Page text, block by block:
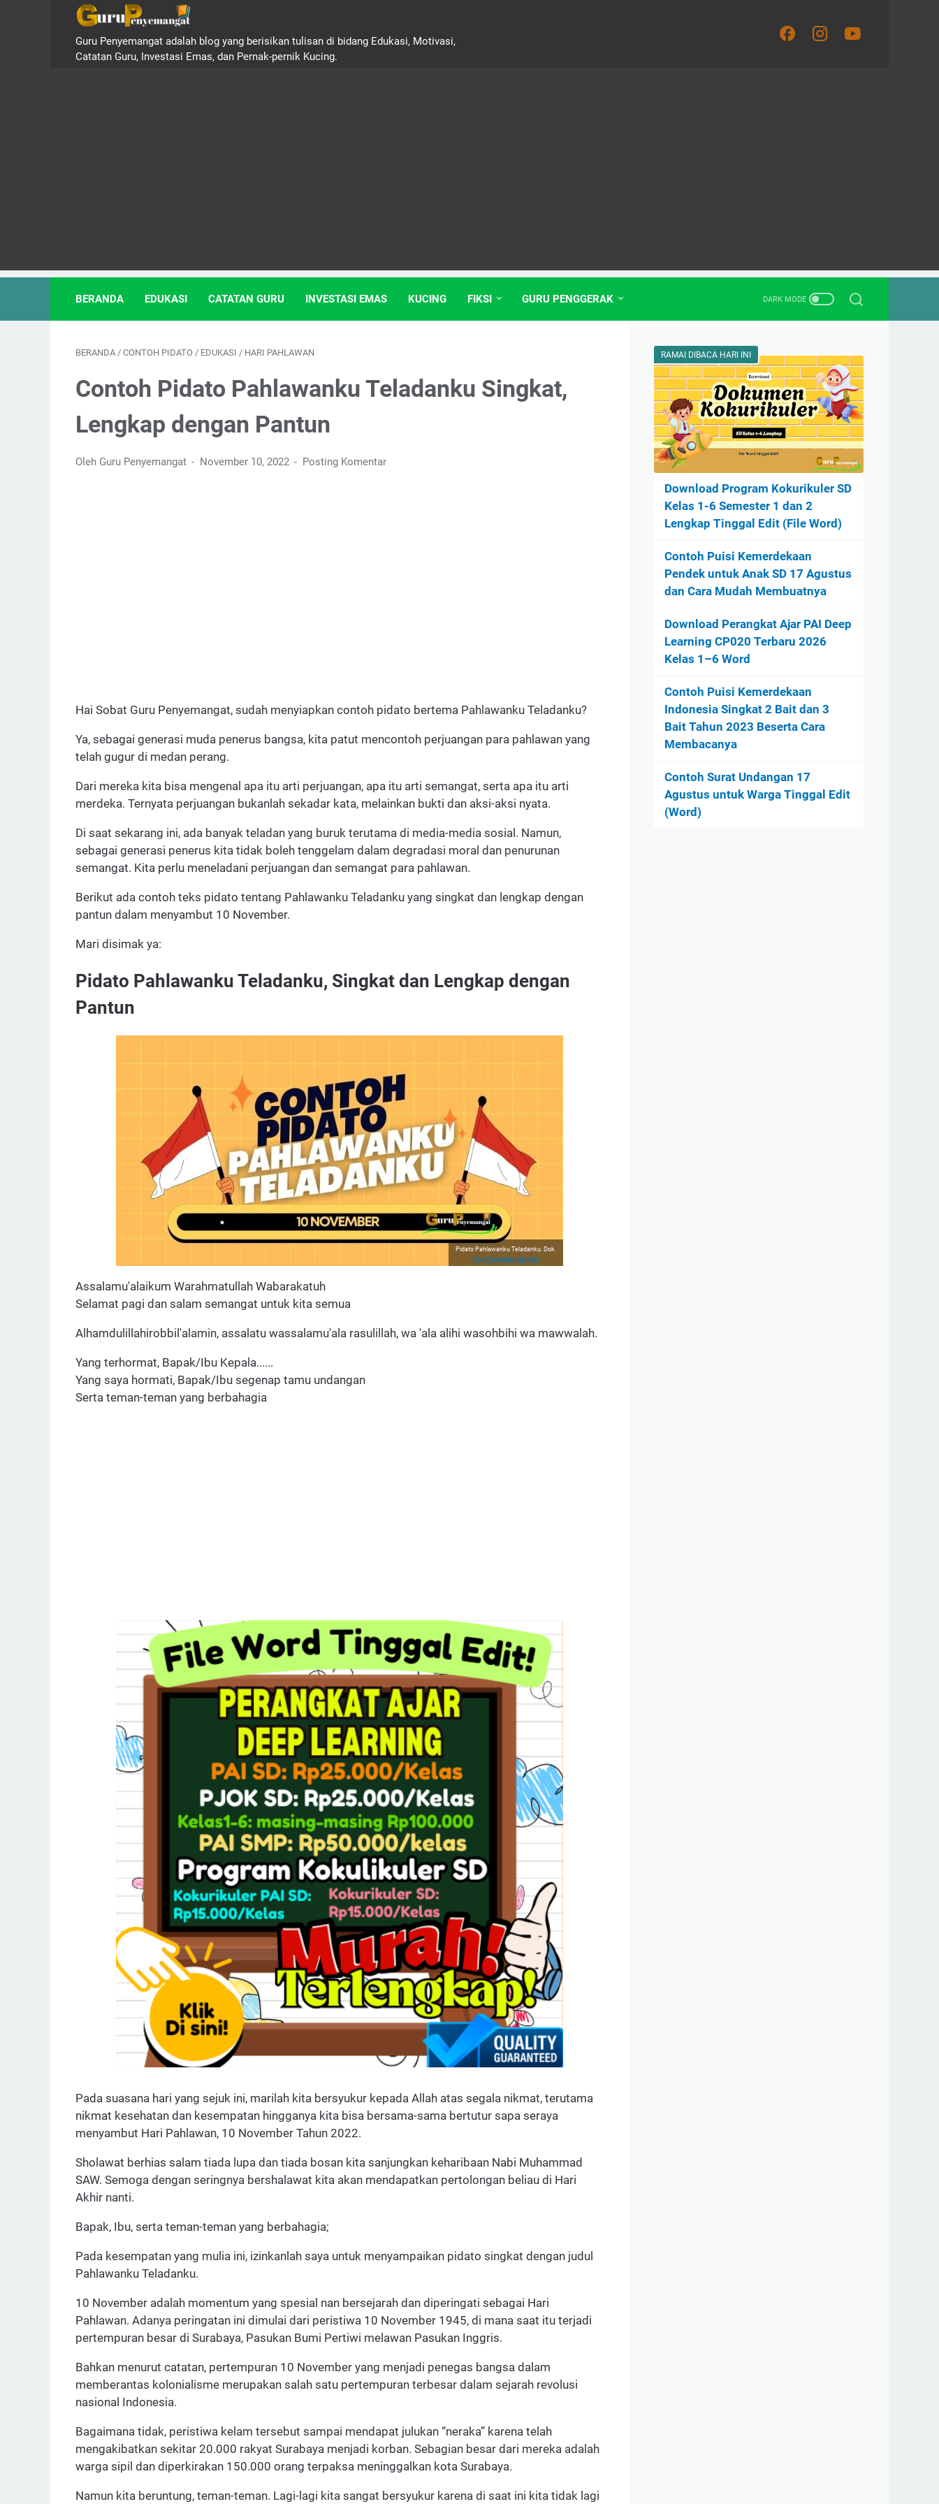
Guru Penyemangat adalah blog yang berisikan tulisan di bidang Edukasi, Motivasi,
Catatan Guru, Investasi Emas, dan Pernak-pernik Kucing.
BERANDA EDUKASI CATATAN GURU INVESTASI EMAS KUCING FIKSI GURU PENGGERAK
BERANDA / CONTOH PIDATO / EDUKASI / HARI PAHLAWAN
Contoh Pidato Pahlawanku Teladanku Singkat,
Lengkap dengan Pantun
Oleh Guru Penyemangat November 10, 2022 Posting Komentar
Hai Sobat Guru Penyemangat, sudah menyiapkan contoh pidato bertema Pahlawanku Teladanku?
Ya, sebagai generasi muda penerus bangsa, kita patut mencontoh perjuangan para pahlawan yang
telah gugur di medan perang.
Dari mereka kita bisa mengenal apa itu arti perjuangan, apa itu arti semangat, serta apa itu arti
merdeka. Ternyata perjuangan bukanlah sekadar kata, melainkan bukti dan aksi-aksi nyata.
Di saat sekarang ini, ada banyak teladan yang buruk terutama di media-media sosial. Namun,
sebagai generasi penerus kita tidak boleh tenggelam dalam degradasi moral dan penurunan
semangat. Kita perlu meneladani perjuangan dan semangat para pahlawan.
Berikut ada contoh teks pidato tentang Pahlawanku Teladanku yang singkat dan lengkap dengan
pantun dalam menyambut 10 November.
Mari disimak ya:
Pidato Pahlawanku Teladanku, Singkat dan Lengkap dengan
Pantun
Pidato Pahlawanku Teladanku. Dok.
GuruPenyemangat.com
Assalamu'alaikum Warahmatullah Wabarakatuh
Selamat pagi dan salam semangat untuk kita semua
Alhamdulillahirobbil'alamin, assalatu wassalamu'ala rasulillah, wa 'ala alihi wasohbihi wa mawwalah.
Yang terhormat, Bapak/Ibu Kepala......
Yang saya hormati, Bapak/Ibu segenap tamu undangan
Serta teman-teman yang berbahagia
Pada suasana hari yang sejuk ini, marilah kita bersyukur kepada Allah atas segala nikmat, terutama
nikmat kesehatan dan kesempatan hingganya kita bisa bersama-sama bertutur sapa seraya
menyambut Hari Pahlawan, 10 November Tahun 2022.
Sholawat berhias salam tiada lupa dan tiada bosan kita sanjungkan keharibaan Nabi Muhammad
SAW. Semoga dengan seringnya bershalawat kita akan mendapatkan pertolongan beliau di Hari
Akhir nanti.
Bapak, Ibu, serta teman-teman yang berbahagia;
Pada kesempatan yang mulia ini, izinkanlah saya untuk menyampaikan pidato singkat dengan judul
Pahlawanku Teladanku.
10 November adalah momentum yang spesial nan bersejarah dan diperingati sebagai Hari
Pahlawan. Adanya peringatan ini dimulai dari peristiwa 10 November 1945, di mana saat itu terjadi
pertempuran besar di Surabaya, Pasukan Bumi Pertiwi melawan Pasukan Inggris.
Bahkan menurut catatan, pertempuran 10 November yang menjadi penegas bangsa dalam
memberantas kolonialisme merupakan salah satu pertempuran terbesar dalam sejarah revolusi
nasional Indonesia.
Bagaimana tidak, peristiwa kelam tersebut sampai mendapat julukan “neraka” karena telah
mengakibatkan sekitar 20.000 rakyat Surabaya menjadi korban. Sebagian besar dari mereka adalah
warga sipil dan diperkirakan 150.000 orang terpaksa meninggalkan kota Surabaya.
Namun kita beruntung, teman-teman. Lagi-lagi kita sangat bersyukur karena di saat ini kita tidak lagi
RAMAI DIBACA HARI INI
Download Program Kokurikuler SD
Kelas 1-6 Semester 1 dan 2
Lengkap Tinggal Edit (File Word)
Contoh Puisi Kemerdekaan
Pendek untuk Anak SD 17 Agustus
dan Cara Mudah Membuatnya
Download Perangkat Ajar PAI Deep
Learning CP020 Terbaru 2026
Kelas 1–6 Word
Contoh Puisi Kemerdekaan
Indonesia Singkat 2 Bait dan 3
Bait Tahun 2023 Beserta Cara
Membacanya
Contoh Surat Undangan 17
Agustus untuk Warga Tinggal Edit
(Word)